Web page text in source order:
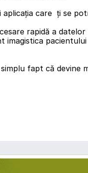
care  ți se
rapidă a
imagistica
fapt că devine